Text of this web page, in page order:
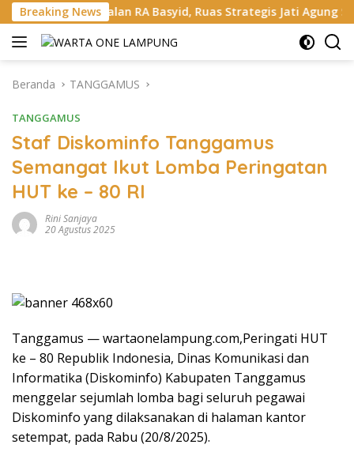
Langsung
ke
konten
Breaking News
RA Basyid, Ruas Strategis Jati Agung Segera Dipoles
Beranda TANGGAMUS
TANGGAMUS
Staf Diskominfo Tanggamus
Semangat Ikut Lomba Peringatan
HUT ke – 80 RI
Rini Sanjaya
20 Agustus 2025
Tanggamus — wartaonelampung.com,Peringati HUT
ke – 80 Republik Indonesia, Dinas Komunikasi dan
Informatika (Diskominfo) Kabupaten Tanggamus
menggelar sejumlah lomba bagi seluruh pegawai
Diskominfo yang dilaksanakan di halaman kantor
setempat, pada Rabu (20/8/2025).